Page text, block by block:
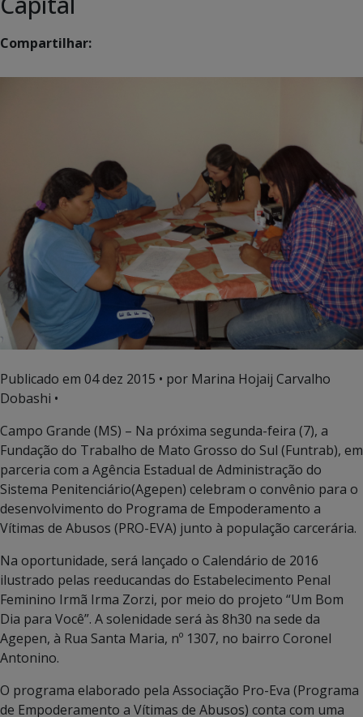
Compartilhar:
Publicado em 04 dez 2015 • por Marina Hojaij Carvalho
Dobashi •
Campo Grande (MS) – Na próxima segunda-feira (7), a
Fundação do Trabalho de Mato Grosso do Sul (Funtrab), em
parceria com a Agência Estadual de Administração do
Sistema Penitenciário(Agepen) celebram o convênio para o
desenvolvimento do Programa de Empoderamento a
Vítimas de Abusos (PRO-EVA) junto à população carcerária.
Na oportunidade, será lançado o Calendário de 2016
ilustrado pelas reeducandas do Estabelecimento Penal
Feminino Irmã Irma Zorzi, por meio do projeto “Um Bom
Dia para Você”. A solenidade será às 8h30 na sede da
Agepen, à Rua Santa Maria, nº 1307, no bairro Coronel
Antonino.
O programa elaborado pela Associação Pro-Eva (Programa
de Empoderamento a Vítimas de Abusos) conta com uma